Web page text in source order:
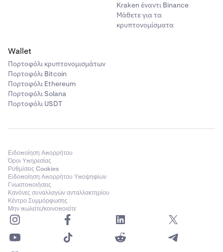
Kraken έναντι Binance
Μάθετε για τα
κρυπτονομίσματα
Wallet
Πορτοφόλι κρυπτονομισμάτων
Πορτοφόλι Bitcoin
Πορτοφόλι Ethereum
Πορτοφόλι Solana
Πορτοφόλι USDT
Ειδοποίηση Απορρήτου
Όροι Υπηρεσίας
Ρυθμίσεις Cookies
Ειδοποίηση Απορρήτου Υποψηφίων
Γνωστοποιήσεις
Κανόνες συναλλαγών ανταλλακτηρίου
Κέντρο Συμμόρφωσης
Μην πωλείτε/κοινοποιείτε